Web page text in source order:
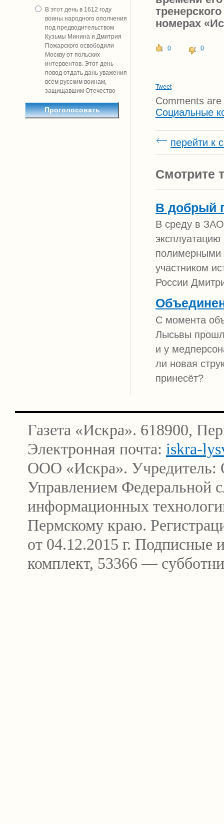
В этот день в 1612 году
воины народного ополчения
под предводительством
Кузьмы Минина и Дмитрия
Пожарского освободили
Москву от польских
интервентов. Этот день -
повод отдать дань уважения
всем русским воинам,
защищавшим Отечество
номерах
0 0
Tweet
Comments are
Социальные
перейти к
Смотрите
В добрый
В среду в
полимерными
участником
России
С момента
Лысьвы
и у
ли новая
принесёт?
Газета «Искра». 618900,
Электронная почта: iskra-
ООО «Искра». Учредитель:
Управлением Федеральной
информационных
Пермскому краю.
от 04.12.2015 г.
комплект, 53366 —